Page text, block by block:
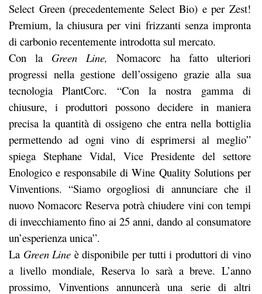
Select Green (precedentemente Select Bio) e per Zest!
Premium, la chiusura per vini frizzanti senza impronta
di carbonio recentemente introdotta sul mercato.
Con la Green Line, Nomacorc ha fatto ulteriori
progressi nella gestione dell’ossigeno grazie alla sua
tecnologia PlantCorc. “Con la nostra gamma di
chiusure, i produttori possono decidere in maniera
precisa la quantità di ossigeno che entra nella bottiglia
permettendo ad ogni vino di esprimersi al meglio”
spiega Stephane Vidal, Vice Presidente del settore
Enologico e responsabile di Wine Quality Solutions per
Vinventions. “Siamo orgogliosi di annunciare che il
nuovo Nomacorc Reserva potrà chiudere vini con tempi
di invecchiamento fino ai 25 anni, dando al consumatore
un’esperienza unica”.
La Green Line è disponibile per tutti i produttori di vino
a livello mondiale, Reserva lo sarà a breve. L’anno
prossimo, Vinventions annuncerà una serie di altri